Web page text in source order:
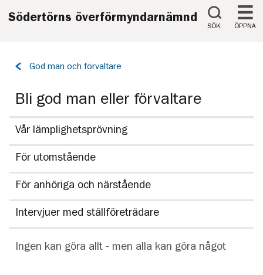
Södertörns överförmyndarnämnd
SÖK ÖPPNA
Tillbaka
God man och förvaltare
Bli god man eller förvaltare
Vår lämplighetsprövning
För utomstående
För anhöriga och närstående
Intervjuer med ställföreträdare
Ingen kan göra allt - men alla kan göra något